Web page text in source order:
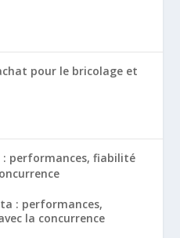
pour le bricolage et
: performances, fiabilité